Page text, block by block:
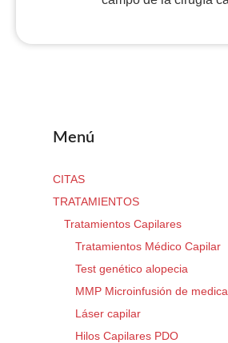
Menú
CITAS
TRATAMIENTOS
Tratamientos Capilares
Tratamientos Médico Capilar
Test genético alopecia
MMP Microinfusión de
Láser capilar
Hilos Capilares PDO